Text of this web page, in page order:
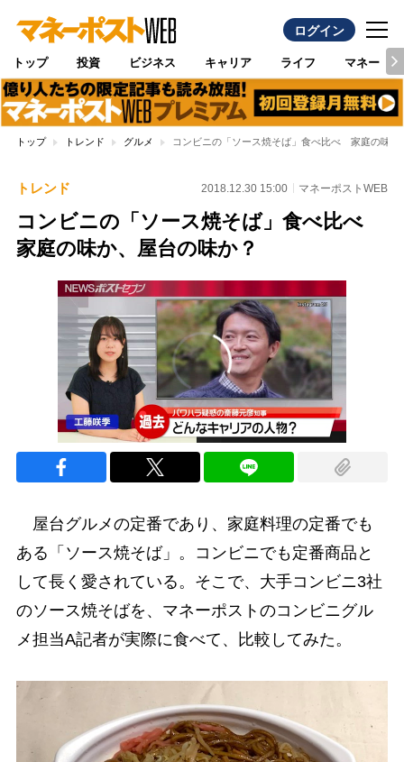
ログイン
トップ 投資 ビジネス キャリア ライフ マネー
トップ トレンド グルメ コンビニの「ソース焼そば」食べ比べ 家庭の味か
トレンド 2018.12.30 15:00 マネーポストWEB
コンビニの「ソース焼そば」食べ比べ
家庭の味か、屋台の味か？
00:00/00:49
屋台グルメの定番であり、家庭料理の定番でも
ある「ソース焼そば」。コンビニでも定番商品と
して長く愛されている。そこで、大手コンビニ3社
のソース焼そばを、マネーポストのコンビニグル
メ担当A記者が実際に食べて、比較してみた。